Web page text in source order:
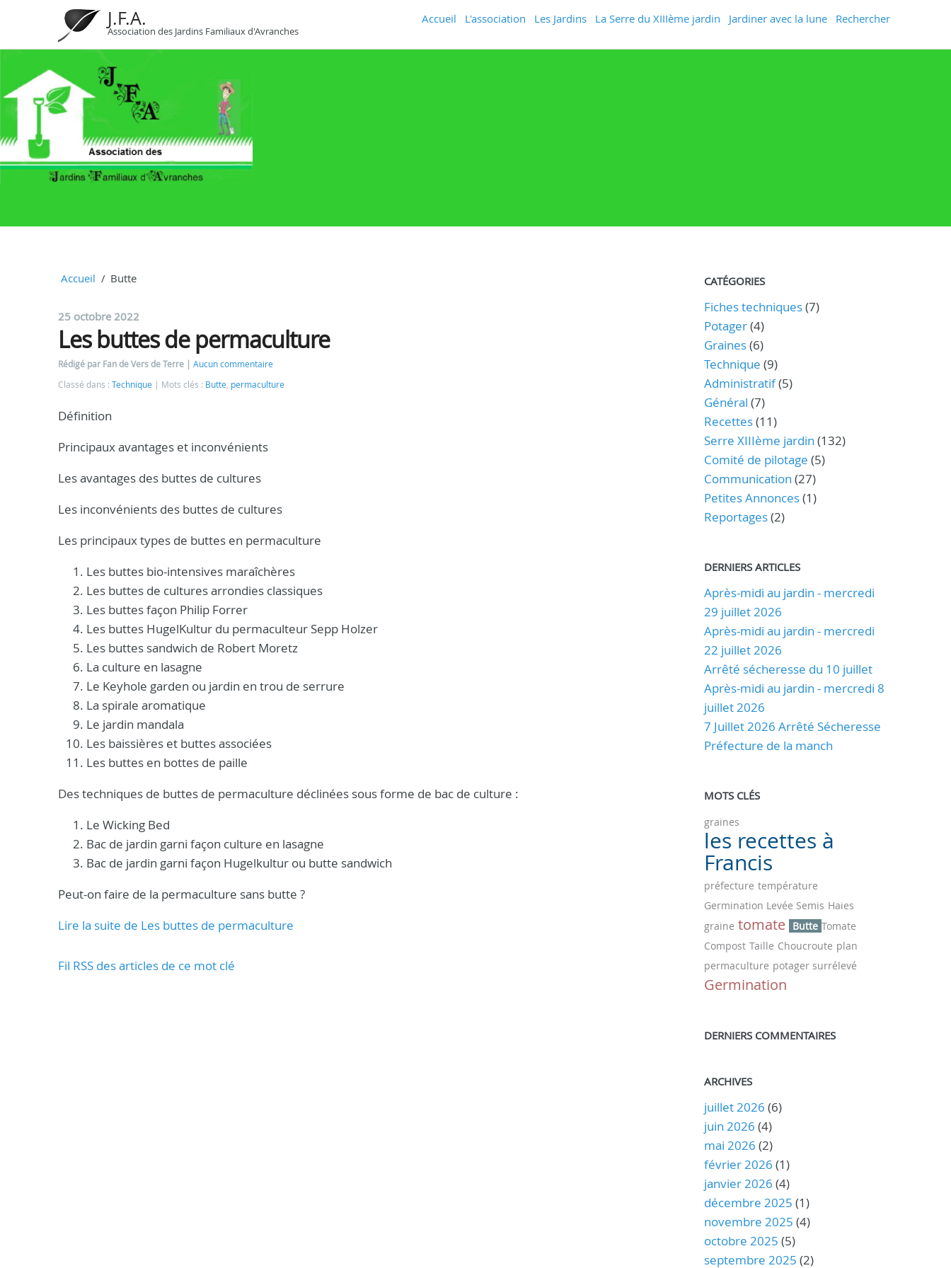
J.F.A.
Association des Jardins Familiaux d'Avranches
Accueil L'association Les Jardins La Serre du XIIIème jardin Jardiner avec la lune Rechercher
Accueil Butte
25 octobre 2022
Les buttes de permaculture
Rédigé par Fan de Vers de Terre
Aucun commentaire
Classé dans : Technique Mots clés : Butte, permaculture
Définition
Principaux avantages et inconvénients
Les avantages des buttes de cultures
Les inconvénients des buttes de cultures
Les principaux types de buttes en permaculture
Les buttes bio-intensives maraîchères
Les buttes de cultures arrondies classiques
Les buttes façon Philip Forrer
Les buttes HugelKultur du permaculteur Sepp Holzer
Les buttes sandwich de Robert Moretz
La culture en lasagne
Le Keyhole garden ou jardin en trou de serrure
La spirale aromatique
Le jardin mandala
Les baissières et buttes associées
Les buttes en bottes de paille
Des techniques de buttes de permaculture déclinées sous forme de bac de culture :
Le Wicking Bed
Bac de jardin garni façon culture en lasagne
Bac de jardin garni façon Hugelkultur ou butte sandwich
Peut-on faire de la permaculture sans butte ?
Lire la suite de Les buttes de permaculture
Fil RSS des articles de ce mot clé
CATÉGORIES
Fiches techniques(7)
Potager(4)
Graines(6)
Technique (9)
Administratif(5)
Général (7)
Recettes(11)
Serre XIIIème jardin (132)
Comité de pilotage (5)
Communication (27)
Petites Annonces(1)
Reportages(2)
DERNIERS ARTICLES
Après-midi au jardin - mercredi
29 juillet 2026
Après-midi au jardin - mercredi
22 juillet 2026
Arrêté sécheresse du 10 juillet
Après-midi au jardin - mercredi 8
juillet 2026
7 Juillet 2026 Arrêté Sécheresse
Préfecture de la manch
MOTS CLÉS
graines
les recettes à
Francis
préfecture température
Germination Levée Semis Haies
graine tomate Butte Tomate
Compost Taille Choucroute plan
permaculture potager surrélevé
Germination
DERNIERS COMMENTAIRES
ARCHIVES
juillet 2026 (6)
juin 2026 (4)
mai 2026 (2)
février 2026 (1)
janvier 2026 (4)
décembre 2025 (1)
novembre 2025 (4)
octobre 2025 (5)
septembre 2025 (2)